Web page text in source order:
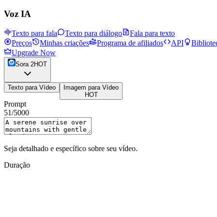
Voz IA
Texto para fala Texto para diálogo
Fala para texto
Preços
Minhas criações Programa de afiliados API
Upgrade Now
Sora 2HOT
Texto para Vídeo
Imagem para Vídeo
HOT
Prompt
51/5000
Seja detalhado e específico sobre seu vídeo.
Duração